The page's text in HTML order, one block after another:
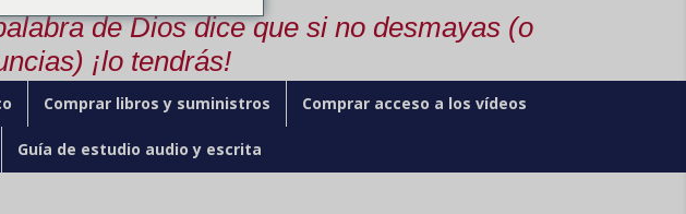
de Dios dice que si no desmayas (o
¡lo tendrás!
Comprar libros y suministros Comprar acceso a los vídeos
Guía de estudio audio y escrita